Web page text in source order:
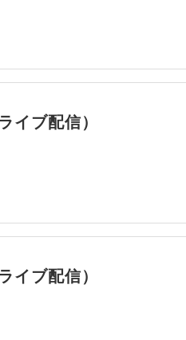
イブ配信）
イブ配信）